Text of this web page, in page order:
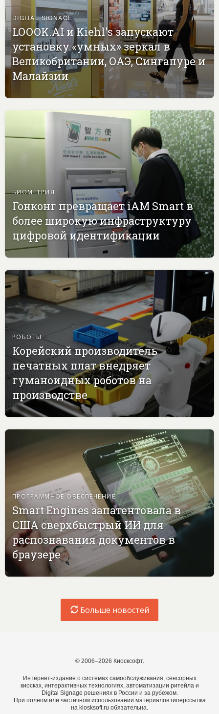
DIGITAL SIGNAGE
LOOOK.AI и Kiehl's запускают
установку «умных» зеркал в
Великобритании, ОАЭ, Сингапуре и
Малайзии
БИОМЕТРИЯ
Гонконг превращает iAM Smart в
более широкую инфраструктуру
цифровой идентификации
РОБОТЫ
Корейский производитель
печатных плат внедряет
гуманоидных роботов на
производстве
ПРОГРАММНОЕ ОБЕСПЕЧЕНИЕ
Smart Engines запатентовала в
США сверхбыстрый ИИ для
распознавания документов в
браузере
Больше новостей
© 2006–2026 Киосксофт.
Интернет-издание о системах самообслуживания, сенсорных
киосках, интерактивных технологиях, автоматизации ритейла и
Digital Signage решениях в России и за рубежом.
При полном или частичном использовании материалов гиперссылка
на kiosksoft.ru обязательна.